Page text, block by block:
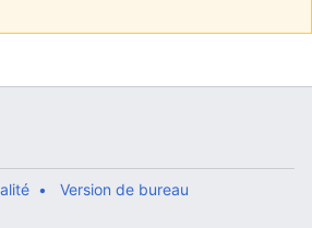
Version de bureau